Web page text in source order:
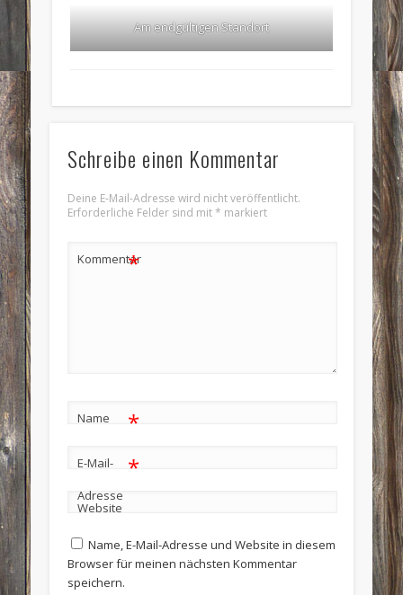
Am endgültigen Standort
Schreibe einen Kommentar
Deine E-Mail-Adresse wird nicht veröffentlicht.
Erforderliche Felder sind mit* markiert
Kommentar
*
Name *
E-Mail-
Adresse
*
Website
Name, E-Mail-Adresse und Website in diesem
Browser für meinen nächsten Kommentar
speichern.